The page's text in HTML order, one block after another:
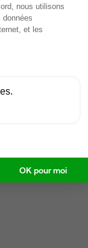
nous utilisons
et les
OK pour moi